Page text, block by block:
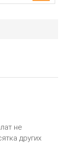
не
других